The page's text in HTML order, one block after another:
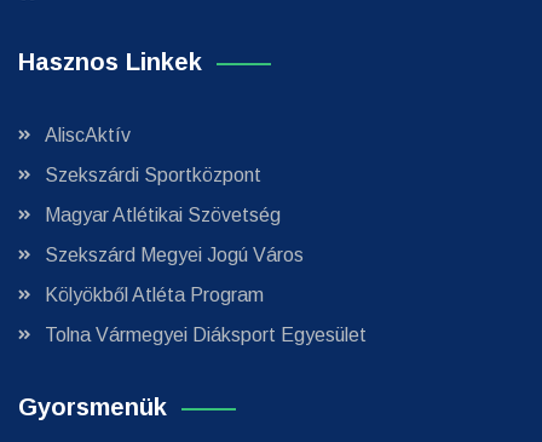
Hasznos Linkek
AliscAktív
Szekszárdi Sportközpont
Magyar Atlétikai Szövetség
Szekszárd Megyei Jogú Város
Kölyökből Atléta Program
Tolna Vármegyei Diáksport Egyesület
Gyorsmenük